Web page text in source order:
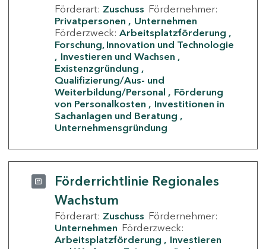
Förderart: Zuschuss Fördernehmer:
Privatpersonen
Unternehmen
Förderzweck: Arbeitsplatzförderung
Forschung, Innovation und Technologie
Investieren und Wachsen
Existenzgründung
Qualifizierung/Aus- und
Weiterbildung/Personal
Förderung
von Personalkosten
Investitionen in
Sachanlagen und Beratung
Unternehmensgründung
Förderrichtlinie Regionales
Wachstum
Förderart: Zuschuss Fördernehmer:
Unternehmen Förderzweck:
Arbeitsplatzförderung
Investieren